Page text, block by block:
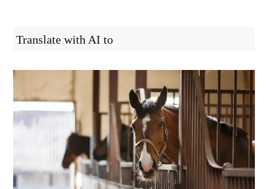
Translate with AI to